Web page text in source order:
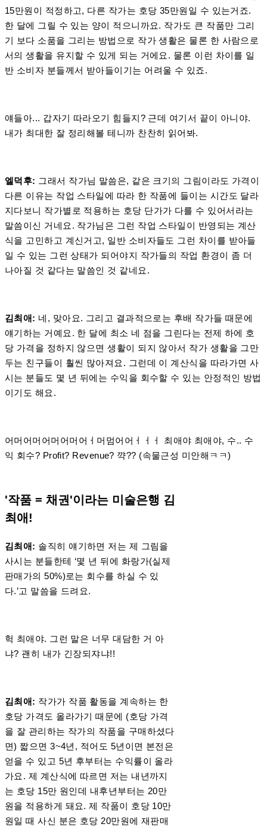
15만원이 적정하고, 다른 작가는 호당 35만원일 수 있는거죠.
한 달에 그릴 수 있는 양이 적으니까요. 작가도 큰 작품만 그리
기 보다 소품을 그리는 방법으로 작가 생활은 물론 한 사람으로
서의 생활을 유지할 수 있게 되는 거에요. 물론 이런 차이를 일
반 소비자 분들께서 받아들이기는 어려울 수 있죠.
얘들아... 갑자기 따라오기 힘들지? 근데 여기서 끝이 아니야.
내가 최대한 잘 정리해볼 테니까 찬찬히 읽어봐.
엘덕후: 그래서 작가님 말씀은, 같은 크기의 그림이라도 가격이
다른 이유는 작업 스타일에 따라 한 작품에 들이는 시간도 달라
지다보니 작가별로 적용하는 호당 단가가 다를 수 있어서라는
말씀이신 거네요. 작가님은 그런 작업 스타일이 반영되는 계산
식을 고민하고 계신거고, 일반 소비자들도 그런 차이를 받아들
일 수 있는 그런 상태가 되어야지 작가들의 작업 환경이 좀 더
나아질 것 같다는 말씀인 것 같네요.
김최애: 네, 맞아요. 그리고 결과적으로는 후배 작가들 때문에
얘기하는 거예요. 한 달에 최소 네 점을 그린다는 전제 하에 호
당 가격을 정하지 않으면 생활이 되지 않아서 작가 생활을 그만
두는 친구들이 훨씬 많아져요. 그런데 이 계산식을 따라가면 사
시는 분들도 몇 년 뒤에는 수익을 회수할 수 있는 안정적인 방법
이기도 해요.
어머어머어머어머어ㅓ머멈어어ㅓㅓㅓ 최애야 최애야, 수.. 수
익 회수? Profit? Revenue? 꺅?? (속물근성 미안해ㅋㅋ)
'작품 = 채권'이라는 미술은행 김
최애!
김최애: 솔직히 얘기하면 저는 제 그림을
사시는 분들한테 ‘몇 년 뒤에 화랑가(실제
판매가의 50%)로는 회수를 하실 수 있
다.’고 말씀을 드려요.
헉 최애야. 그런 말은 너무 대담한 거 아
냐? 괜히 내가 긴장되쟈냐!!
김최애: 작가가 작품 활동을 계속하는 한
호당 가격도 올라가기 때문에 (호당 가격
을 잘 관리하는 작가의 작품을 구매하셨다
면) 짧으면 3~4년, 적어도 5년이면 본전은
얻을 수 있고 5년 후부터는 수익률이 올라
가요. 제 계산식에 따르면 저는 내년까지
는 호당 15만 원인데 내후년부터는 20만
원을 적용하게 돼요. 제 작품이 호당 10만
원일 때 사신 분은 호당 20만원에 재판매